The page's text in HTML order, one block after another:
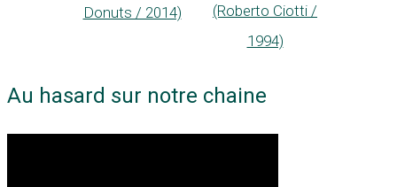
Donuts / 2014)
(Roberto Ciotti /
1994)
Au hasard sur notre chaine